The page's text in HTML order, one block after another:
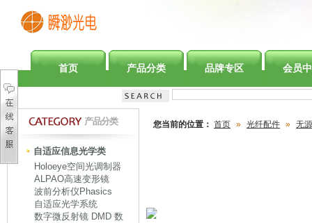
首页 产品分类 品牌专区 会员
产品分类
自适应信息光学类
Holoeye空间光调制器
ALPAO高速变形镜
波前分析仪Phasics
自适应光学系统
数字微反射镜 DMD 数
您当前的位置： 首页 » 光纤配件 » 无